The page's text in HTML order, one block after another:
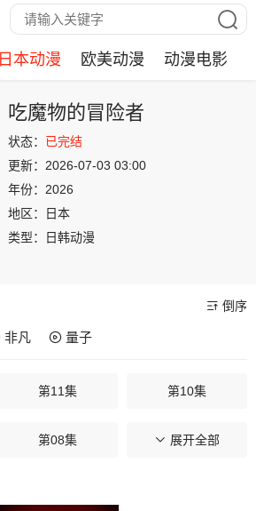
日本动漫 欧美动漫 动漫电影
吃魔物的冒险者
状态： 已完结
更新： 2026-07-03 03:00
年份： 2026
地区：
日本
类型：
日韩动漫
倒序
非凡 量子
第11集 第10集
第08集 第07集
展开全部